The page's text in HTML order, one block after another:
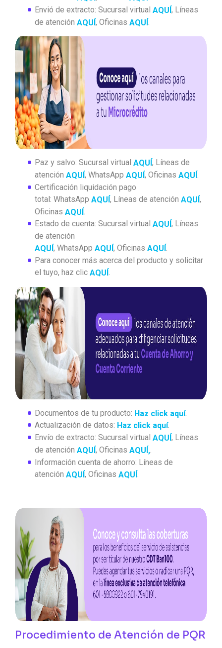
Envió de extracto: Sucursal virtual AQUÍ, Líneas
de atención AQUÍ, Oficinas AQUÍ
Paz y salvo: Sucursal virtual AQUÍ, Líneas de
atención AQUÍ, WhatsApp AQUÍ, Oficinas AQUÍ.
Certificación liquidación pago
total: WhatsApp AQUÍ, Líneas de atención AQUÍ,
Oficinas AQUÍ
Estado de cuenta: Sucursal virtual AQUÍ, Líneas
de atención
AQUÍ, WhatsApp AQUÍ, Oficinas AQUÍ.
Para conocer más acerca del producto y solicitar
el tuyo, haz clic AQUÍ.
Documentos de tu producto: Haz click aquí.
Actualización de datos: Haz click aquí.
Envío de extracto: Sucursal virtual AQUÍ, Líneas
de atención AQUÍ, Oficinas AQUÍ,.
Información cuenta de ahorro: Líneas de
atención AQUÍ, Oficinas AQUÍ
Procedimiento de Atención de PQR